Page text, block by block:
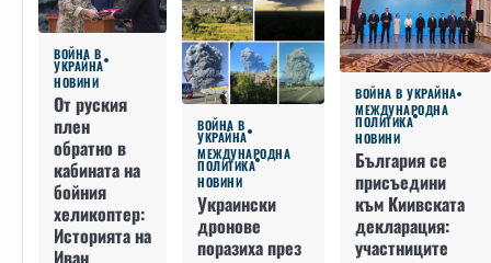
ВОЙНА В
УКРАЙНА
НОВИНИ
От руския
плен
обратно в
кабината на
бойния
хеликоптер:
Историята на
Иван
ВОЙНА В
УКРАЙНА
МЕЖДУНАРОДНА
ПОЛИТИКА
НОВИНИ
Украински
дронове
поразиха през
ВОЙНА В УКРАЙНА
МЕЖДУНАРОДНА
ПОЛИТИКА
НОВИНИ
България се
присъедини
към Киивската
декларация:
участниците